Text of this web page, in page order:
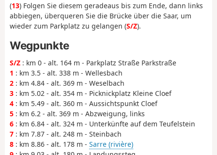
(13) Folgen Sie diesem geradeaus bis zum Ende, dann links
abbiegen, überqueren Sie die Brücke über die Saar, um
wieder zum Parkplatz zu gelangen (S/Z).
Wegpunkte
S/Z : km 0 - alt. 164 m - Parkplatz Straße Parkstraße
1 : km 3.5 - alt. 338 m - Wellesbach
2 : km 4.84 - alt. 369 m - Weselbach
3 : km 5.02 - alt. 354 m - Picknickplatz Kleine Cloef
4 : km 5.49 - alt. 360 m - Aussichtspunkt Cloef
5 : km 6.2 - alt. 369 m - Abzweigung, links
6 : km 6.84 - alt. 324 m - Unterkünfte auf dem Teufelstein
7 : km 7.87 - alt. 248 m - Steinbach
8 : km 8.86 - alt. 178 m - Sarre (rivière)